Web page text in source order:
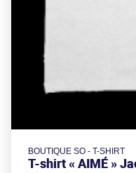
BOUTIQUE SO - T-SHIRT
T-shirt « AIMÉ »